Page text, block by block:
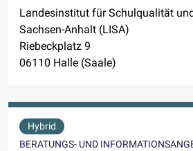
Landesinstitut für Schulqualität
Sachsen-Anhalt (LISA)
Riebeckplatz 9
06110 Halle (Saale)
Hybrid
BERATUNGS- UND